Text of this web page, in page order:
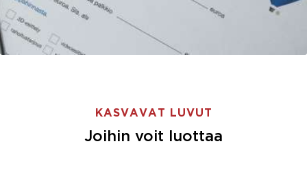
KASVAVAT LUVUT
Joihin voit luottaa